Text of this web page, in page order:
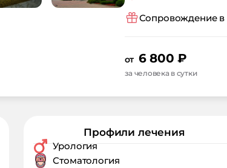
Сопровождение в
от 6 800 ₽
за человека в сутки
Профили лечения
Урология
Стоматология